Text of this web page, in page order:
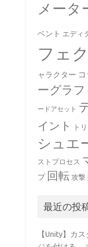
メータ
ベント エディ
フェ
ャラクター
ーグラフ
ードアセット
イント
ト
シュエ
ストプロセス
プ 回転 攻撃
最近の投
【Unity】カ